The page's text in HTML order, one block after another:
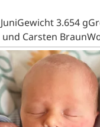
3.654
und Carsten